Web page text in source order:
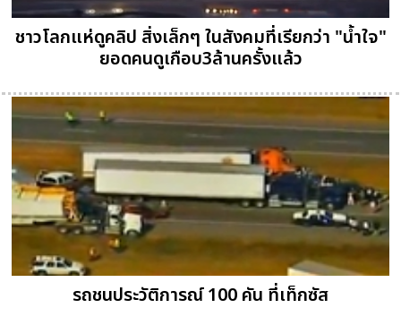
ชาวโลกแห่ดูคลิป สิ่งเล็กๆ ในสังคมที่เรียกว่า "น้ำใจ"
ยอดคนดูเกือบ3ล้านครั้งแล้ว
รถชนประวัติการณ์ 100 คัน ที่เท็กซัส